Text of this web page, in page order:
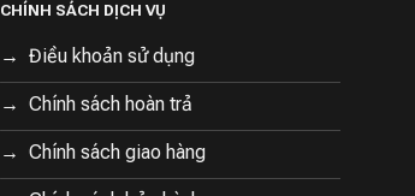
CHÍNH SÁCH DỊCH VỤ
Điều khoản sử dụng
Chính sách hoàn trả
Chính sách giao hàng